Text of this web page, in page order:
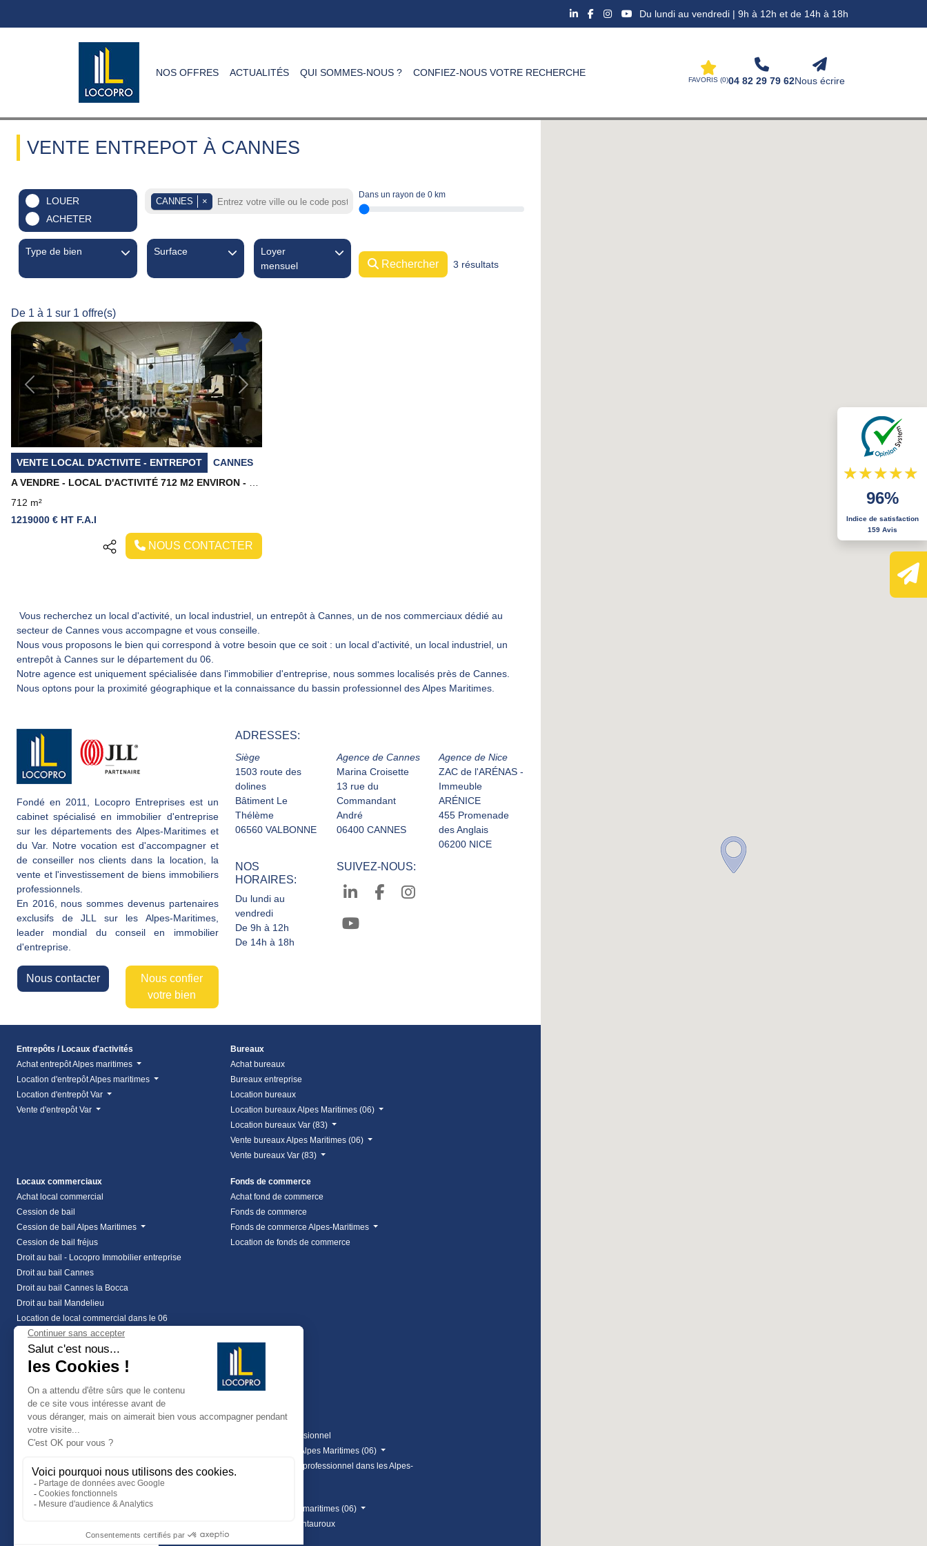
Du lundi au vendredi | 9h à 12h et de 14h à 18h
NOS OFFRES ACTUALITÉS QUI SOMMES-NOUS ? CONFIEZ-NOUS VOTRE RECHERCHE
FAVORIS (0)04 82 29 79 62Nous écrire
VENTE ENTREPOT À CANNES
Type de bien Surface
LOUER
ACHETER
Loyer
mensuel
CANNES ×
Dans un rayon de 0 km
Rechercher 3 résultats
De 1 à 1 sur 1 offre(s)
Previous Next
VENTE LOCAL D'ACTIVITE - ENTREPOT
CANNES
712 m²
1219000 € HT F.A.I
NOUS CONTACTER
Vous recherchez un local d'activité, un local industriel, un entrepôt à Cannes, un de nos commerciaux dédié au
secteur de Cannes vous accompagne et vous conseille.
Nous vous proposons le bien qui correspond à votre besoin que ce soit : un local d'activité, un local industriel, un
entrepôt à Cannes sur le département du 06.
Notre agence est uniquement spécialisée dans l'immobilier d'entreprise, nous sommes localisés près de Cannes.
Nous optons pour la proximité géographique et la connaissance du bassin professionnel des Alpes Maritimes.
Fondé en 2011, Locopro Entreprises est un
cabinet spécialisé en immobilier d'entreprise
sur les départements des Alpes-Maritimes et
du Var. Notre vocation est d'accompagner et
de conseiller nos clients dans la location, la
vente et l'investissement de biens immobiliers
professionnels.
En 2016, nous sommes devenus partenaires
exclusifs de JLL sur les Alpes-Maritimes,
leader mondial du conseil en immobilier
d'entreprise.
Nous contacter
Nous confier
votre bien
ADRESSES:
Siège
1503 route des
dolines
Bâtiment Le
Thélème
06560 VALBONNE
Agence de Cannes
Marina Croisette
13 rue du
Commandant
André
06400 CANNES
Agence de Nice
ZAC de l'ARÉNAS -
Immeuble
ARÉNICE
455 Promenade
des Anglais
06200 NICE
NOS
HORAIRES:
Du lundi au
vendredi
De 9h à 12h
De 14h à 18h
SUIVEZ-NOUS:
Entrepôts / Locaux d'activités
Achat entrepôt Alpes maritimes
Location d'entrepôt Alpes maritimes
Location d'entrepôt Var
Vente d'entrepôt Var
Bureaux
Achat bureaux
Bureaux entreprise
Location bureaux
Location bureaux Alpes Maritimes (06)
Location bureaux Var (83)
Vente bureaux Alpes Maritimes (06)
Vente bureaux Var (83)
Locaux commerciaux
Achat local commercial
Cession de bail
Cession de bail Alpes Maritimes
Cession de bail fréjus
Droit au bail - Locopro Immobilier entreprise
Droit au bail Cannes
Droit au bail Cannes la Bocca
Droit au bail Mandelieu
Location de local commercial dans le 06
Location local commercial Alpes Maritimes
Location local commercial Var
vente local commercial à frejus
Vente local commercial Alpes Maritimes
Fonds de commerce
Achat fond de commerce
Fonds de commerce
Fonds de commerce Alpes-Maritimes
Location de fonds de commerce
Coworking
Investissements
Location coworking
Terrains
Achat terrain professionnel
location de terrain Alpes Maritimes (06)
Location de terrain professionnel dans les Alpes-
Maritimes (06)
Vente terrain Alpes maritimes (06)
vente terrains à montauroux
96%
Indice de satisfaction
159 Avis